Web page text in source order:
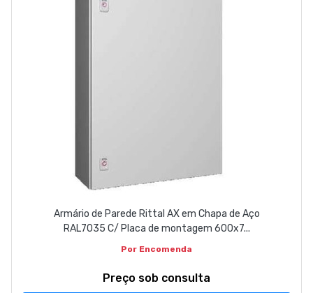
Armário de Parede Rittal AX em Chapa de Aço
RAL7035 C/ Placa de montagem 600x7...
Por Encomenda
Preço sob consulta